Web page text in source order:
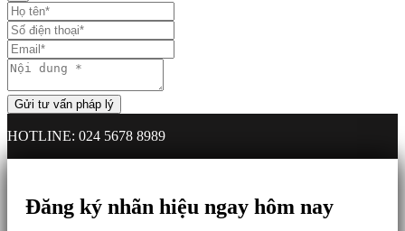
HOTLINE: 024 5678 8989
Đăng ký nhãn hiệu ngay hôm nay